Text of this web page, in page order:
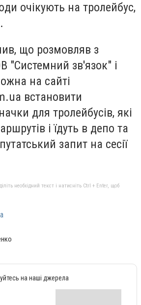
очікують на тролейбус,
що розмовляв з
"Системний зв'язок" і
на сайті
встановити
для тролейбусів, які
і їдуть в депо та
запит на сесії
необхідний текст і натисніть Ctrl + Enter, щоб
на наші джерела